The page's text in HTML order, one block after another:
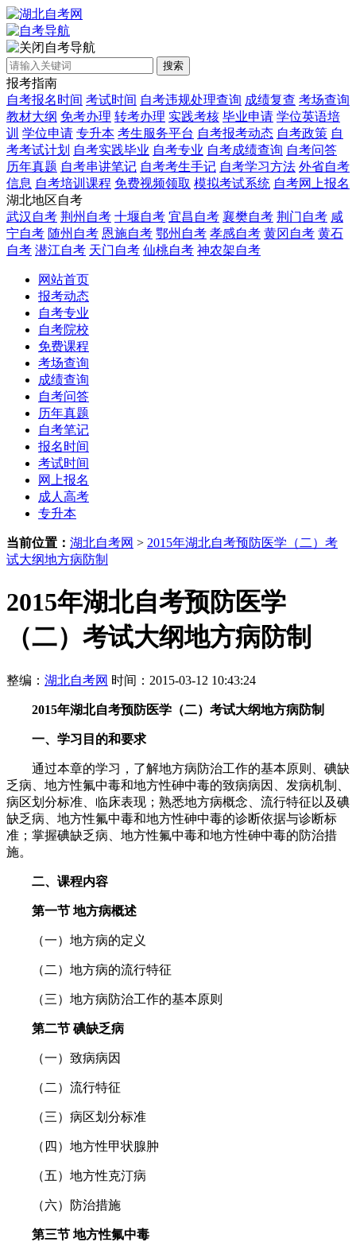
自考导航
搜索
报考指南
自考报名时间 考试时间 自考违规处理查询 成绩复查 考场查询
教材大纲 免考办理 转考办理 实践考核 毕业申请 学位英语培
训 学位申请 专升本 考生服务平台 自考报考动态 自考政策 自
考考试计划 自考实践毕业 自考专业 自考成绩查询 自考问答
历年真题 自考串讲笔记 自考考生手记 自考学习方法 外省自考
信息 自考培训课程 免费视频领取 模拟考试系统 自考网上报名
湖北地区自考
武汉自考 荆州自考 十堰自考 宜昌自考 襄樊自考 荆门自考 咸
宁自考 随州自考 恩施自考 鄂州自考 孝感自考 黄冈自考 黄石
自考 潜江自考 天门自考 仙桃自考 神农架自考
网站首页
报考动态
自考专业
自考院校
免费课程
考场查询
成绩查询
自考问答
历年真题
自考笔记
报名时间
考试时间
网上报名
成人高考
专升本
当前位置： 湖北自考网 > 2015年湖北自考预防医学（二）考
试大纲地方病防制
2015年湖北自考预防医学
（二）考试大纲地方病防制
整编： 湖北自考网 时间：2015-03-12 10:43:24
2015年湖北自考预防医学（二）考试大纲地方病防制
一、学习目的和要求
通过本章的学习，了解地方病防治工作的基本原则、碘缺
乏病、地方性氟中毒和地方性砷中毒的致病病因、发病机制、
病区划分标准、临床表现；熟悉地方病概念、流行特征以及碘
缺乏病、地方性氟中毒和地方性砷中毒的诊断依据与诊断标
准；掌握碘缺乏病、地方性氟中毒和地方性砷中毒的防治措
施。
二、课程内容
第一节 地方病概述
（一）地方病的定义
（二）地方病的流行特征
（三）地方病防治工作的基本原则
第二节 碘缺乏病
（一）致病病因
（二）流行特征
（三）病区划分标准
（四）地方性甲状腺肿
（五）地方性克汀病
（六）防治措施
第三节 地方性氟中毒